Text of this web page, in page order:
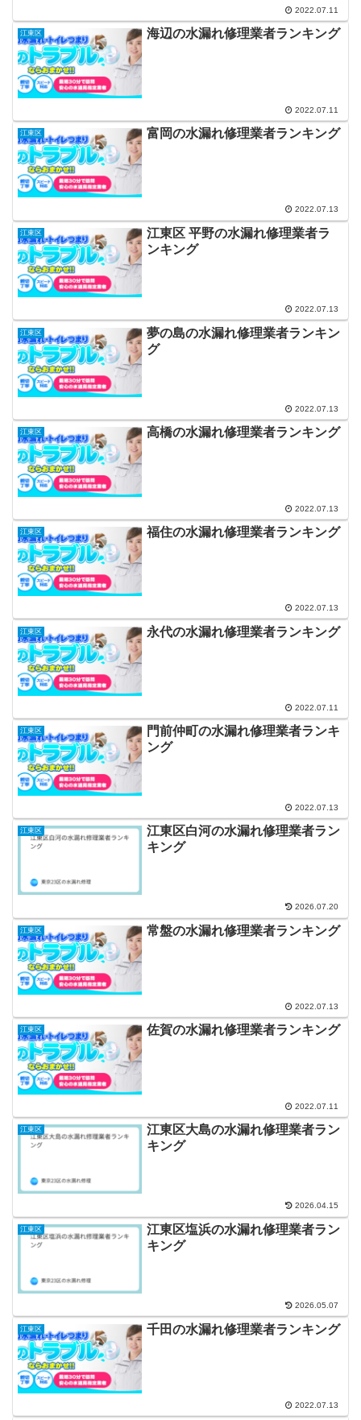
2022.07.11
江東区 海辺の水漏れ修理業者ランキング
2022.07.11
江東区 富岡の水漏れ修理業者ランキング
2022.07.13
江東区
江東区 平野の水漏れ修理業者ラ
ンキング
2022.07.13
江東区
夢の島の水漏れ修理業者ランキン
グ
2022.07.13
江東区 高橋の水漏れ修理業者ランキング
2022.07.13
江東区 福住の水漏れ修理業者ランキング
2022.07.13
江東区 永代の水漏れ修理業者ランキング
2022.07.11
江東区
門前仲町の水漏れ修理業者ランキ
ング
2022.07.13
江東区
江東区白河の水漏れ修理業者ラン
キング
2026.07.20
江東区 常盤の水漏れ修理業者ランキング
2022.07.13
江東区 佐賀の水漏れ修理業者ランキング
2022.07.11
江東区
江東区大島の水漏れ修理業者ラン
キング
2026.04.15
江東区
江東区塩浜の水漏れ修理業者ラン
キング
2026.05.07
江東区 千田の水漏れ修理業者ランキング
2022.07.13